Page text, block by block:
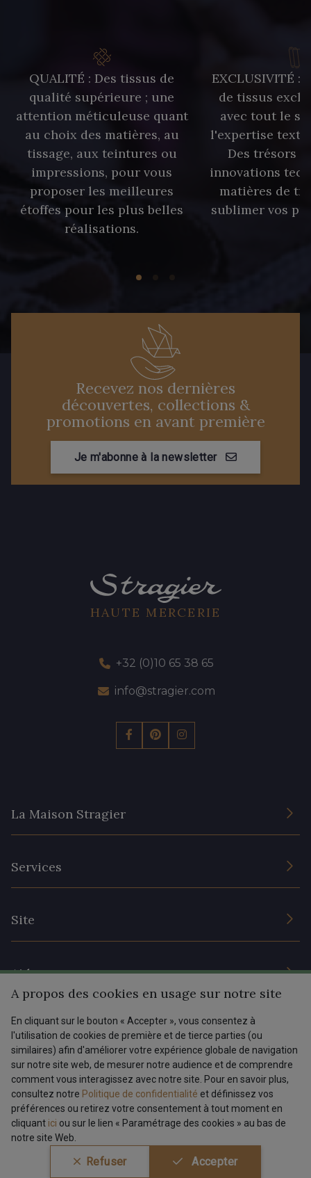
QUALITÉ : Des tissus de
qualité supérieure ; une
attention méticuleuse quant
au choix des matières, au
tissage, aux teintures ou
impressions, pour vous
proposer les meilleures
étoffes pour les plus belles
réalisations.
EXCLUSIVITÉ :
de tissus
avec tout le
l'expertise
Des trésors
innovations
matières de
sublimer vos
Recevez nos dernières
découvertes, collections &
promotions en avant première
Je m'abonne à la newsletter
HAUTE MERCERIE
+32 (0)10 65 38 65
info@stragier.com
La Maison Stragier
Services
Site
Prix réduits
Aide
Livraison : France, Belgique, International
Retours & réclamations
FAQ - Questions fréquentes
Modes de paiements
Menu
Tous nos tissus
Magazine
FR EN
Conditions générales de vente
Politique de confidentialité
BE 0772 618 163
A propos des cookies en usage sur notre site
En cliquant sur le bouton « Accepter », vous consentez à
l'utilisation de cookies de première et de tierce parties (ou
similaires) afin d'améliorer votre expérience globale de navigation
sur notre site web, de mesurer notre audience et de comprendre
comment vous interagissez avec notre site. Pour en savoir plus,
consultez notre Politique de confidentialité et définissez vos
préférences ou retirez votre consentement à tout moment en
cliquant ici ou sur le lien « Paramétrage des cookies » au bas de
notre site Web.
Refuser Accepter